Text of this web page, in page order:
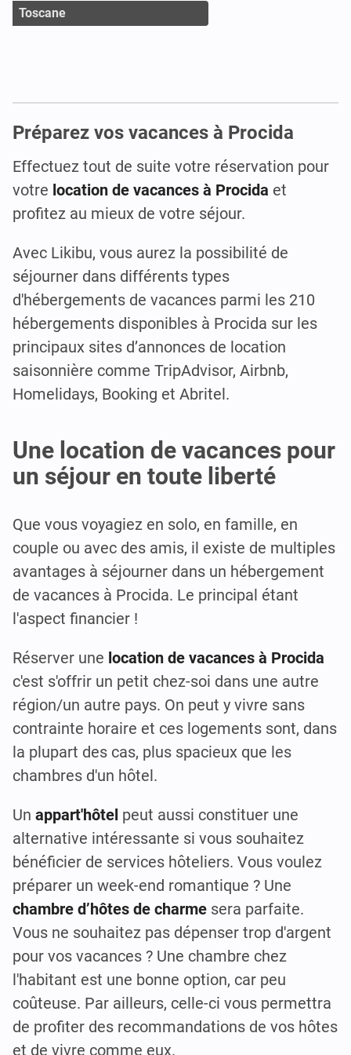
Toscane
Préparez vos vacances à Procida
Effectuez tout de suite votre réservation pour
votre location de vacances à Procida et
profitez au mieux de votre séjour.
Avec Likibu, vous aurez la possibilité de
séjourner dans différents types
d'hébergements de vacances parmi les 210
hébergements disponibles à Procida sur les
principaux sites d’annonces de location
saisonnière comme TripAdvisor, Airbnb,
Homelidays, Booking et Abritel.
Une location de vacances pour
un séjour en toute liberté
Que vous voyagiez en solo, en famille, en
couple ou avec des amis, il existe de multiples
avantages à séjourner dans un hébergement
de vacances à Procida. Le principal étant
l'aspect financier !
Réserver une location de vacances à Procida
c'est s'offrir un petit chez-soi dans une autre
région/un autre pays. On peut y vivre sans
contrainte horaire et ces logements sont, dans
la plupart des cas, plus spacieux que les
chambres d'un hôtel.
Un appart'hôtel peut aussi constituer une
alternative intéressante si vous souhaitez
bénéficier de services hôteliers. Vous voulez
préparer un week-end romantique ? Une
chambre d’hôtes de charme sera parfaite.
Vous ne souhaitez pas dépenser trop d'argent
pour vos vacances ? Une chambre chez
l'habitant est une bonne option, car peu
coûteuse. Par ailleurs, celle-ci vous permettra
de profiter des recommandations de vos hôtes
et de vivre comme eux.